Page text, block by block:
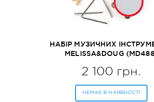
НАБІР МУЗИЧНИХ
MELISSA&DOUG
2 100 грн.
НЕМАЄ В НАЯВНОСТІ